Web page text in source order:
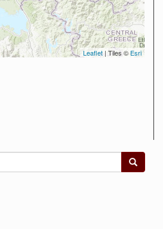
Leaflet| Tiles © Esri